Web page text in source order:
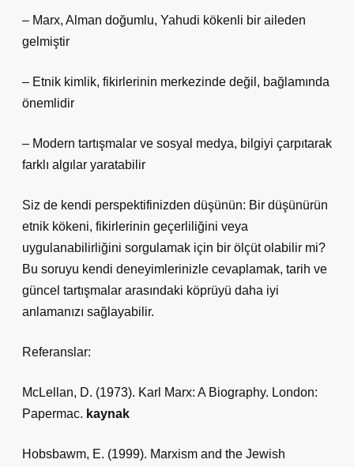
– Marx, Alman doğumlu, Yahudi kökenli bir aileden
gelmiştir
– Etnik kimlik, fikirlerinin merkezinde değil, bağlamında
önemlidir
– Modern tartışmalar ve sosyal medya, bilgiyi çarpıtarak
farklı algılar yaratabilir
Siz de kendi perspektifinizden düşünün: Bir düşünürün
etnik kökeni, fikirlerinin geçerliliğini veya
uygulanabilirliğini sorgulamak için bir ölçüt olabilir mi?
Bu soruyu kendi deneyimlerinizle cevaplamak, tarih ve
güncel tartışmalar arasındaki köprüyü daha iyi
anlamanızı sağlayabilir.
Referanslar:
McLellan, D. (1973). Karl Marx: A Biography. London:
Papermac. kaynak
Hobsbawm, E. (1999). Marxism and the Jewish